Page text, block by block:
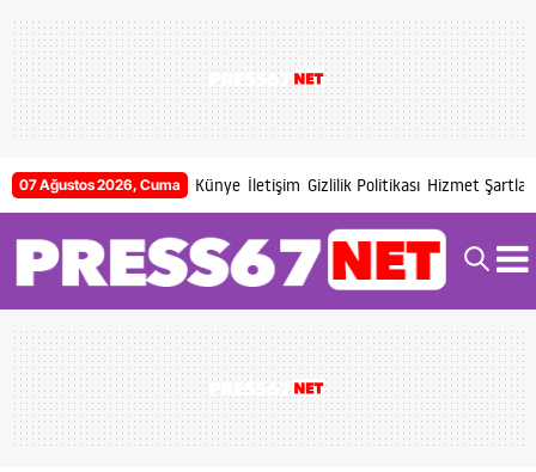
07 Ağustos 2026, Cuma Künye İletişim Gizlilik Politikası Hizmet Şartları